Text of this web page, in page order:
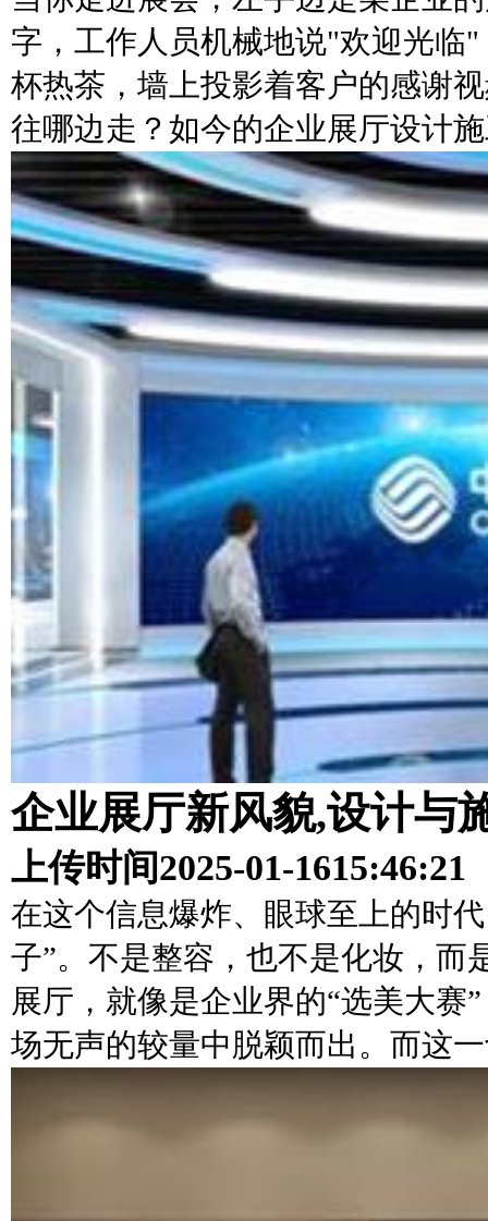
字，工作人员机械地说"欢迎光临
杯热茶，墙上投影着客户的感谢
往哪边走？如今的企业展厅设计
企业展厅新风貌,设计与
上传时间2025-01-1615:46:21
在这个信息爆炸、眼球至上的时
子”。不是整容，也不是化妆，而
展厅，就像是企业界的“选美大赛
场无声的较量中脱颖而出。而这